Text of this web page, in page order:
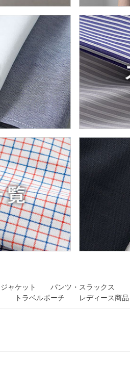
ジャケット パンツ・スラックス
トラベルポーチ レディース商品